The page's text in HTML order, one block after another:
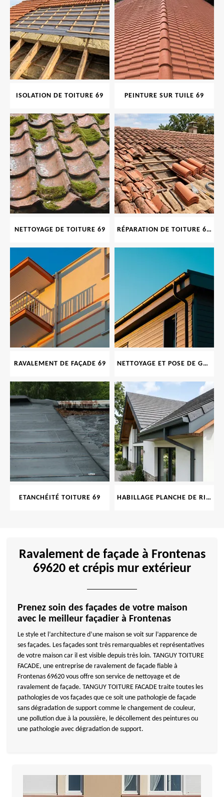
ISOLATION DE TOITURE 69 PEINTURE SUR TUILE 69
NETTOYAGE DE TOITURE 69 RÉPARATION DE TOITURE 69 RHONE, TUILES CASSÉES OU ABIMÉES
RAVALEMENT DE FAÇADE 69 NETTOYAGE ET POSE DE GOUTTIÈRE 69
ETANCHÉITÉ TOITURE 69 HABILLAGE PLANCHE DE RIVE 69
Ravalement de façade à Frontenas
69620 et crépis mur extérieur
Prenez soin des façades de votre maison
avec le meilleur façadier à Frontenas
Le style et l’architecture d’une maison se voit sur l’apparence de
ses façades. Les façades sont très remarquables et représentatives
de votre maison car il est visible depuis très loin. TANGUY TOITURE
FACADE, une entreprise de ravalement de façade fiable à
Frontenas 69620 vous offre son service de nettoyage et de
ravalement de façade. TANGUY TOITURE FACADE traite toutes les
pathologies de vos façades que ce soit une pathologie de façade
sans dégradation de support comme le changement de couleur,
une pollution due à la poussière, le décollement des peintures ou
une pathologie avec dégradation de support.